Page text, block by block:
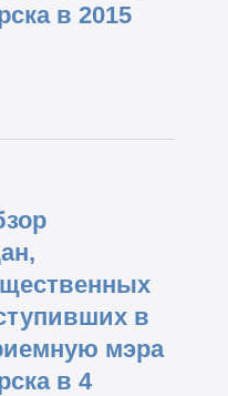
в 2015
в
мэра
в 4